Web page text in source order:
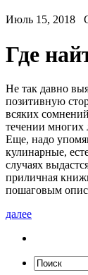
Июль 15, 2018
Гдe
Не так давно
позитивную
всяких
течении многих
Еще, надо
кулинарные,
случаях
приличная
пошаговым
далее